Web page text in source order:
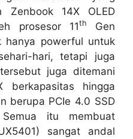
Zenbook 14X OLED
prosesor 11th
Gen
hanya powerful untuk
hari, tetapi juga
juga ditemani
berkapasitas hingga
berupa PCIe 4.0 SSD
itu membuat
sangat andal